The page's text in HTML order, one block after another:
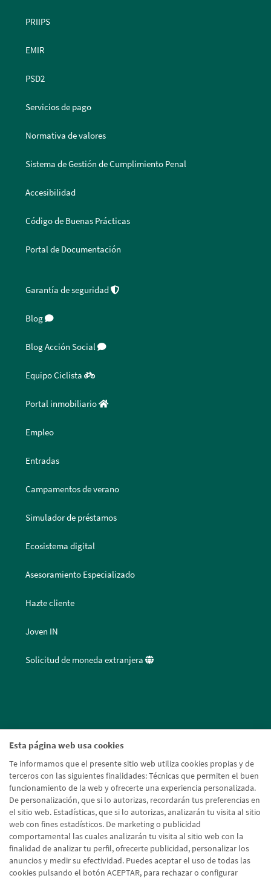
Esta página web usa cookies
Te informamos que el presente sitio web utiliza cookies propias y de
terceros con las siguientes finalidades: Técnicas que permiten el buen
funcionamiento de la web y ofrecerte una experiencia personalizada.
De personalización, que si lo autorizas, recordarán tus preferencias en
el sitio web. Estadísticas, que si lo autorizas, analizarán tu visita al sitio
web con fines estadísticos. De marketing o publicidad
comportamental las cuales analizarán tu visita al sitio web con la
finalidad de analizar tu perfil, ofrecerte publicidad, personalizar los
anuncios y medir su efectividad. Puedes aceptar el uso de todas las
cookies pulsando el botón ACEPTAR, para rechazar o configurar
PRIIPS
EMIR
PSD2
Servicios de pago
Normativa de valores
Sistema de Gestión de Cumplimiento Penal
Accesibilidad
Código de Buenas Prácticas
Portal de Documentación
Garantía de seguridad
Blog
Blog Acción Social
Equipo Ciclista
Portal inmobiliario
Empleo
Entradas
Campamentos de verano
Simulador de préstamos
Ecosistema digital
Asesoramiento Especializado
Hazte cliente
Joven IN
Solicitud de moneda extranjera